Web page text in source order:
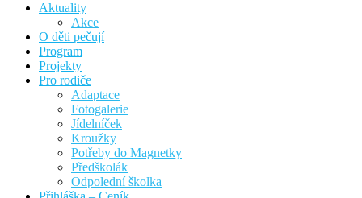
Aktuality
Akce
O děti pečují
Program
Projekty
Pro rodiče
Adaptace
Fotogalerie
Jídelníček
Kroužky
Potřeby do Magnetky
Předškolák
Odpolední školka